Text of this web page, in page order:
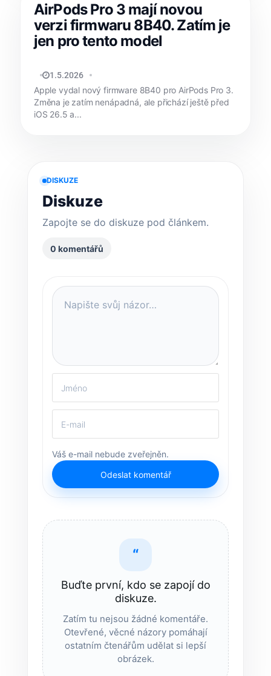
AirPods Pro 3 mají novou
verzi firmwaru 8B40. Zatím je
jen pro tento model
MATYÁŠ KOZÁK
1.5.2026
Apple vydal nový firmware 8B40 pro AirPods Pro 3.
Změna je zatím nenápadná, ale přichází ještě před
iOS 26.5 a...
DISKUZE
Diskuze
Zapojte se do diskuze pod článkem.
0 komentářů
Váš e-mail nebude zveřejněn.
Odeslat komentář
“
Buďte první, kdo se zapojí do
diskuze.
Zatím tu nejsou žádné komentáře.
Otevřené, věcné názory pomáhají
ostatním čtenářům udělat si lepší
obrázek.